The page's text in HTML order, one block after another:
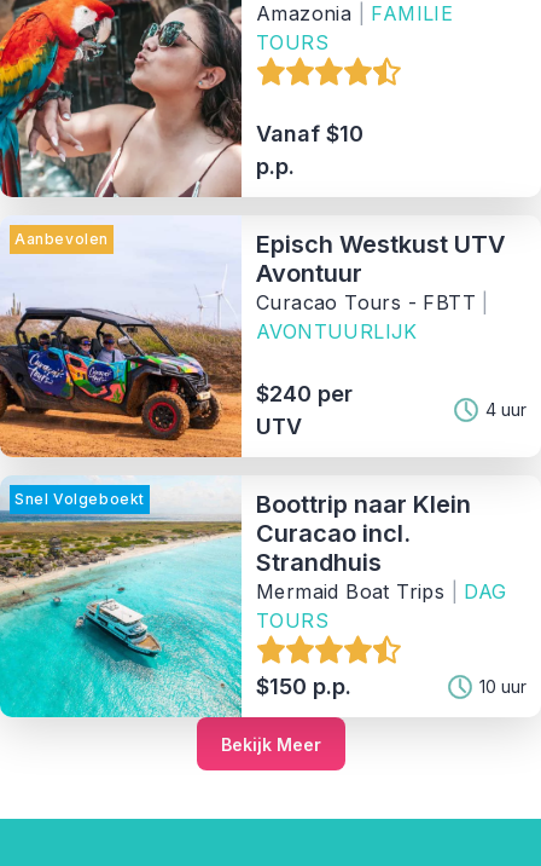
Amazonia
FAMILIE
TOURS
Vanaf $10
p.p.
Aanbevolen
Episch Westkust UTV
Avontuur
Curacao Tours - FBTT
AVONTUURLIJK
$240 per
UTV
4 uur
Snel Volgeboekt
Boottrip naar Klein
Curacao incl.
Strandhuis
Mermaid Boat Trips
DAG
TOURS
$150 p.p. 10 uur
Bekijk Meer